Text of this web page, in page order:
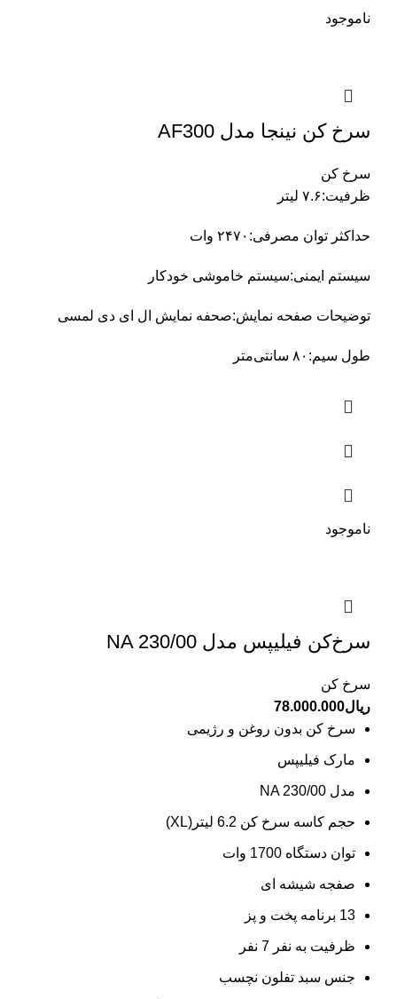
ناموجود
سرخ کن نینجا مدل AF300
سرخ کن
ظرفیت:۷.۶ لیتر
حداکثر توان مصرفی:۲۴۷۰ وات
سیستم ایمنی:سیستم خاموشی خودکار
توضیحات صفحه نمایش:صحفه نمایش ال ای دی لمسی
طول سیم:۸۰ سانتی‌متر
ناموجود
سرخ‌کن فیلیپس مدل NA 230/00
سرخ کن
ریال78.000.000
سرخ کن بدون روغن و رژیمی
مارک فیلیپس
مدل NA 230/00
حجم کاسه سرخ کن 6.2 لیتر(XL)
توان دستگاه 1700 وات
صفجه شیشه ای
13 برنامه پخت و پز
ظرفیت به نفر 7 نفر
جنس سبد تفلون نچسب